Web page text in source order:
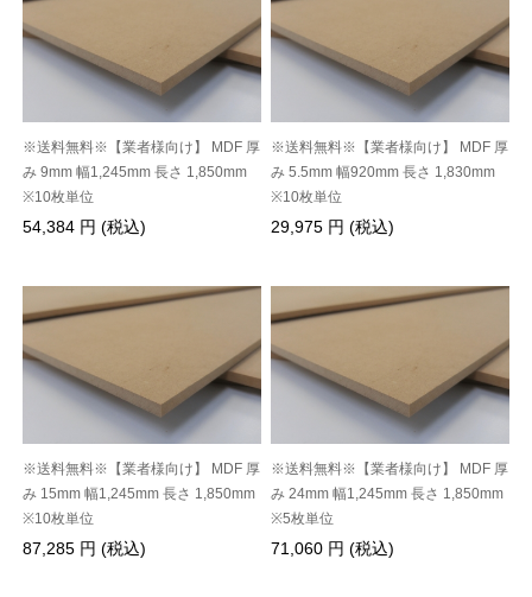
※送料無料※【業者様向け】 MDF 厚
み 9mm 幅1,245mm 長さ 1,850mm
※10枚単位
54,384 円 (税込)
※送料無料※【業者様向け】 MDF 厚
み 5.5mm 幅920mm 長さ 1,830mm
※10枚単位
29,975 円 (税込)
※送料無料※【業者様向け】 MDF 厚
み 15mm 幅1,245mm 長さ 1,850mm
※10枚単位
87,285 円 (税込)
※送料無料※【業者様向け】 MDF 厚
み 24mm 幅1,245mm 長さ 1,850mm
※5枚単位
71,060 円 (税込)